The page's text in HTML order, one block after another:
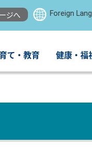
ジへ Foreign
て・教育 健康・福